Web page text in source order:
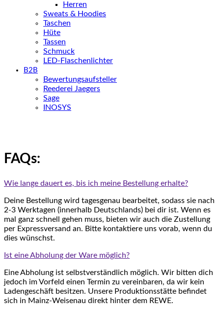
Herren
Sweats & Hoodies
Taschen
Hüte
Tassen
Schmuck
LED-Flaschenlichter
B2B
Bewertungsaufsteller
Reederei Jaegers
Sage
INOSYS
FAQs:
Wie lange dauert es, bis ich meine Bestellung erhalte?
Deine Bestellung wird tagesgenau bearbeitet, sodass sie nach
2-3 Werktagen (innerhalb Deutschlands) bei dir ist. Wenn es
mal ganz schnell gehen muss, bieten wir auch die Zustellung
per Expressversand an. Bitte kontaktiere uns vorab, wenn du
dies wünschst.
Ist eine Abholung der Ware möglich?
Eine Abholung ist selbstverständlich möglich. Wir bitten dich
jedoch im Vorfeld einen Termin zu vereinbaren, da wir kein
Ladengeschäft besitzen. Unsere Produktionsstätte befindet
sich in Mainz-Weisenau direkt hinter dem REWE.